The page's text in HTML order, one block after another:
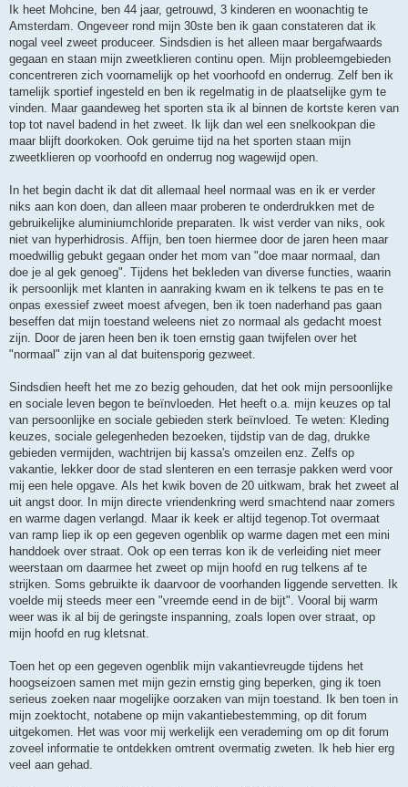
Ik heet Mohcine, ben 44 jaar, getrouwd, 3 kinderen en woonachtig te
Amsterdam. Ongeveer rond mijn 30ste ben ik gaan constateren dat ik
nogal veel zweet produceer. Sindsdien is het alleen maar bergafwaards
gegaan en staan mijn zweetklieren continu open. Mijn probleemgebieden
concentreren zich voornamelijk op het voorhoofd en onderrug. Zelf ben ik
tamelijk sportief ingesteld en ben ik regelmatig in de plaatselijke gym te
vinden. Maar gaandeweg het sporten sta ik al binnen de kortste keren van
top tot navel badend in het zweet. Ik lijk dan wel een snelkookpan die
maar blijft doorkoken. Ook geruime tijd na het sporten staan mijn
zweetklieren op voorhoofd en onderrug nog wagewijd open.
In het begin dacht ik dat dit allemaal heel normaal was en ik er verder
niks aan kon doen, dan alleen maar proberen te onderdrukken met de
gebruikelijke aluminiumchloride preparaten. Ik wist verder van niks, ook
niet van hyperhidrosis. Affijn, ben toen hiermee door de jaren heen maar
moedwillig gebukt gegaan onder het mom van "doe maar normaal, dan
doe je al gek genoeg". Tijdens het bekleden van diverse functies, waarin
ik persoonlijk met klanten in aanraking kwam en ik telkens te pas en te
onpas exessief zweet moest afvegen, ben ik toen naderhand pas gaan
beseffen dat mijn toestand weleens niet zo normaal als gedacht moest
zijn. Door de jaren heen ben ik toen ernstig gaan twijfelen over het
"normaal" zijn van al dat buitensporig gezweet.
Sindsdien heeft het me zo bezig gehouden, dat het ook mijn persoonlijke
en sociale leven begon te beïnvloeden. Het heeft o.a. mijn keuzes op tal
van persoonlijke en sociale gebieden sterk beïnvloed. Te weten: Kleding
keuzes, sociale gelegenheden bezoeken, tijdstip van de dag, drukke
gebieden vermijden, wachtrijen bij kassa's omzeilen enz. Zelfs op
vakantie, lekker door de stad slenteren en een terrasje pakken werd voor
mij een hele opgave. Als het kwik boven de 20 uitkwam, brak het zweet al
uit angst door. In mijn directe vriendenkring werd smachtend naar zomers
en warme dagen verlangd. Maar ik keek er altijd tegenop.Tot overmaat
van ramp liep ik op een gegeven ogenblik op warme dagen met een mini
handdoek over straat. Ook op een terras kon ik de verleiding niet meer
weerstaan om daarmee het zweet op mijn hoofd en rug telkens af te
strijken. Soms gebruikte ik daarvoor de voorhanden liggende servetten. Ik
voelde mij steeds meer een "vreemde eend in de bijt". Vooral bij warm
weer was ik al bij de geringste inspanning, zoals lopen over straat, op
mijn hoofd en rug kletsnat.
Toen het op een gegeven ogenblik mijn vakantievreugde tijdens het
hoogseizoen samen met mijn gezin ernstig ging beperken, ging ik toen
serieus zoeken naar mogelijke oorzaken van mijn toestand. Ik ben toen in
mijn zoektocht, notabene op mijn vakantiebestemming, op dit forum
uitgekomen. Het was voor mij werkelijk een verademing om op dit forum
zoveel informatie te ontdekken omtrent overmatig zweten. Ik heb hier erg
veel aan gehad.